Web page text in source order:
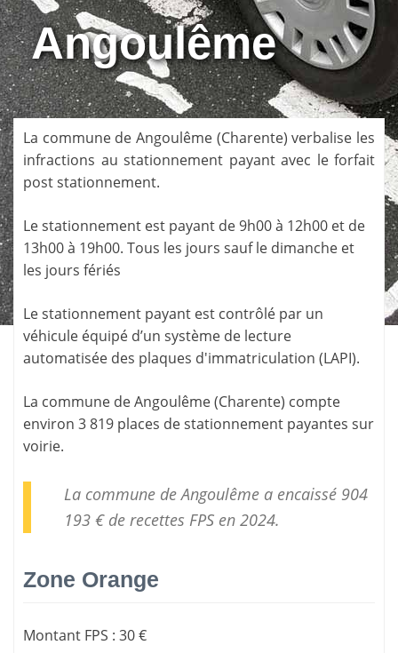
Angoulême
La commune de Angoulême (Charente) verbalise les
infractions au stationnement payant avec le forfait
post stationnement.
Le stationnement est payant de 9h00 à 12h00 et de
13h00 à 19h00. Tous les jours sauf le dimanche et
les jours fériés
Le stationnement payant est contrôlé par un
véhicule équipé d’un système de lecture
automatisée des plaques d'immatriculation (LAPI).
La commune deAngoulême(Charente) compte
environ 3 819 places de stationnement payantes sur
voirie.
La commune de Angoulême a encaissé 904
193 € de recettes FPSen 2024.
Zone Orange
Montant FPS : 30 €